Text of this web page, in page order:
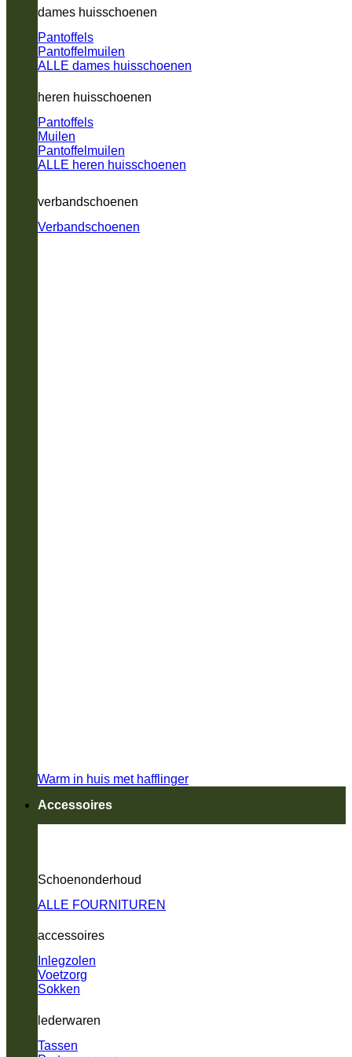
dames huisschoenen
Pantoffels
Pantoffelmuilen
ALLE dames huisschoenen
heren huisschoenen
Pantoffels
Muilen
Pantoffelmuilen
ALLE heren huisschoenen
verbandschoenen
Verbandschoenen
Warm in huis met hafflinger
Accessoires
Schoenonderhoud
ALLE FOURNITUREN
accessoires
Inlegzolen
Voetzorg
Sokken
lederwaren
Tassen